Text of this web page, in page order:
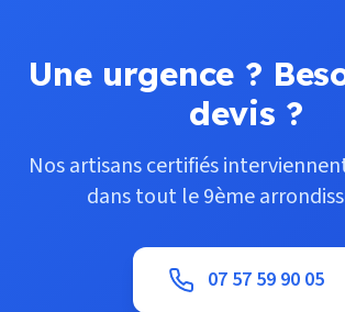
Une urgence ?
devis ?
Nos artisans certifiés
dans tout le 9ème
07 57 59 90 05